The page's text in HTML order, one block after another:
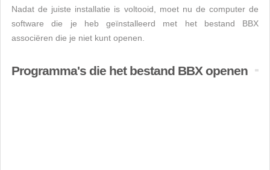
Nadat de juiste installatie is voltooid, moet nu de computer de
software die je heb geïnstalleerd met het bestand BBX
associëren die je niet kunt openen.
Programma's die het bestand BBX openen